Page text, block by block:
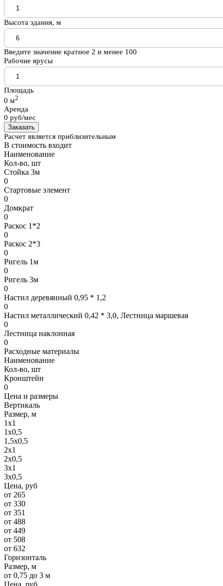
Высота здания, м
Введите значение кратное 2 и менее 100
Рабочие ярусы
Площадь
0 м2
Аренда
0 руб/мес
Заказать
Расчет является приблизительным
В стоимость входит
Наименование
Кол-во, шт
Стойка 3м
0
Стартовые элемент
0
Домкрат
0
Раскос 1*2
0
Раскос 2*3
0
Ригель 1м
0
Ригель 3м
0
Настил деревянный 0,95 * 1,2
0
Настил металлический 0,42 * 3,0, Лестница маршевая
0
Лестница наклонная
0
Расходные материалы
Наименование
Кол-во, шт
Кронштейн
0
Цена и размеры
Вертикаль
Размер, м
1х1
1х0,5
1,5х0,5
2х1
2х0,5
3х1
3х0,5
Цена, руб
от 265
от 330
от 351
от 488
от 449
от 508
от 632
Горизонталь
Размер, м
от 0,75 до 3 м
Цена, руб